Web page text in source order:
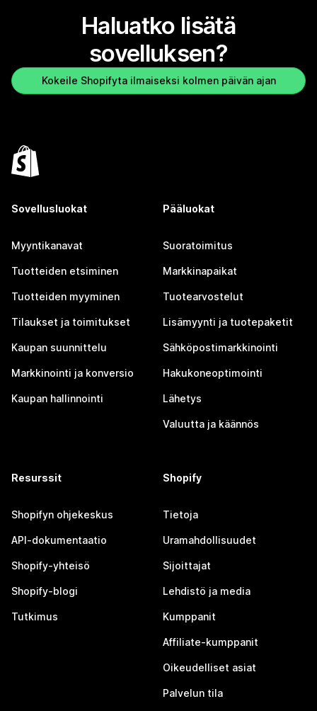
Haluatko lisätä
sovelluksen?
Kokeile Shopifyta ilmaiseksi kolmen päivän ajan
Sovellusluokat
Myyntikanavat
Tuotteiden etsiminen
Tuotteiden myyminen
Tilaukset ja toimitukset
Kaupan suunnittelu
Markkinointi ja konversio
Kaupan hallinnointi
Pääluokat
Suoratoimitus
Markkinapaikat
Tuotearvostelut
Lisämyynti ja tuotepaketit
Sähköpostimarkkinointi
Hakukoneoptimointi
Lähetys
Valuutta ja käännös
Resurssit
Shopifyn ohjekeskus
API-dokumentaatio
Shopify-yhteisö
Shopify-blogi
Tutkimus
Shopify
Tietoja
Uramahdollisuudet
Sijoittajat
Lehdistö ja media
Kumppanit
Affiliate-kumppanit
Oikeudelliset asiat
Palvelun tila